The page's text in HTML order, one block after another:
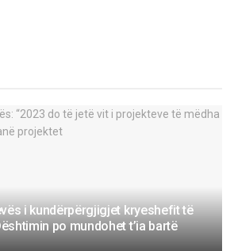
i kundërpërgjigjet kryeshefit të
po mundohet t’ia bartë